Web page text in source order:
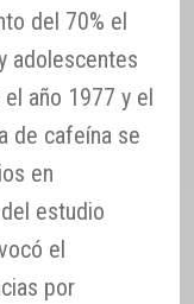
del 70% el
adolescentes
año 1977 y el
de cafeína se
en
estudio
el
por